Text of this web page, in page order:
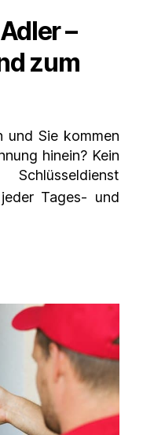
–
zum
und Sie kommen
hinein? Kein
Tages- und